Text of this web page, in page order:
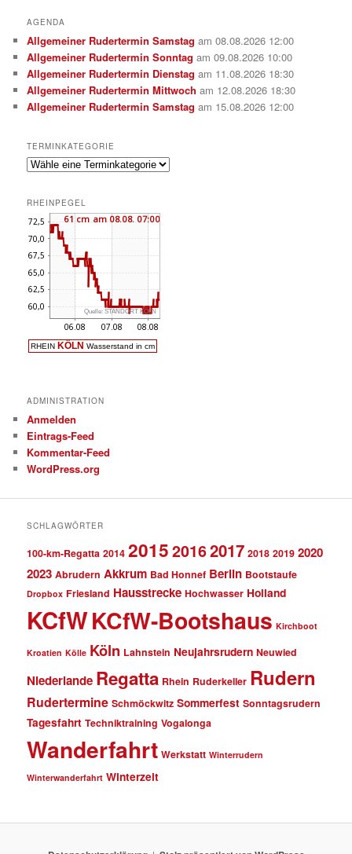
AGENDA
Allgemeiner Rudertermin Samstag am 08.08.2026 12:00
Allgemeiner Rudertermin Sonntag am 09.08.2026 10:00
Allgemeiner Rudertermin Dienstag am 11.08.2026 18:30
Allgemeiner Rudertermin Mittwoch am 12.08.2026 18:30
Allgemeiner Rudertermin Samstag am 15.08.2026 12:00
TERMINKATEGORIE
RHEINPEGEL
ADMINISTRATION
Anmelden
Eintrags-Feed
Kommentar-Feed
WordPress.org
SCHLAGWÖRTER
100-km-Regatta 2014 201520162017 2018 2019 2020
2023 Abrudern Akkrum Bad Honnef Berlin Bootstaufe
Dropbox Friesland Hausstrecke Hochwasser Holland
KCfWKCfW-Bootshaus Kirchboot
Kroatien Kölle Köln Lahnstein Neujahrsrudern Neuwied
Niederlande Regatta Rhein Ruderkeller Rudern
Rudertermine Schmöckwitz Sommerfest Sonntagsrudern
Tagesfahrt Techniktraining Vogalonga
Wanderfahrt Werkstatt Winterrudern
Winterwanderfahrt Winterzeit